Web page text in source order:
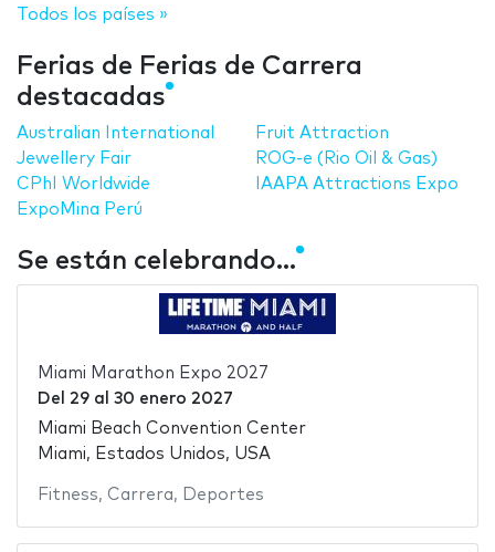
Todos los países »
Ferias de Ferias de Carrera
destacadas
Australian International
Jewellery Fair
CPhI Worldwide
ExpoMina Perú
Fruit Attraction
ROG-e (Rio Oil & Gas)
IAAPA Attractions Expo
Se están celebrando...
Miami Marathon Expo 2027
Del 29al 30 enero 2027
Miami Beach Convention Center
Miami, Estados Unidos, USA
Fitness, Carrera, Deportes